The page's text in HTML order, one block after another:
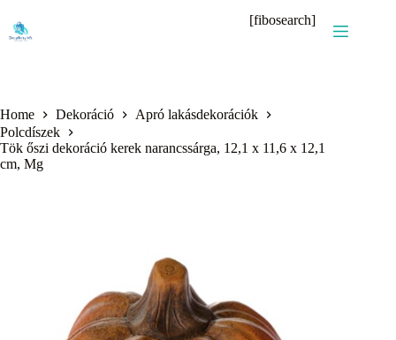
content
[fibosearch]
Home Dekoráció
Apró lakásdekorációk
Polcdíszek
Tök őszi dekoráció kerek narancssárga, 12,1 x 11,6 x 12,1
cm, Mg